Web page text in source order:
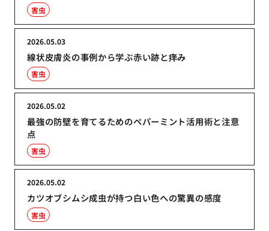
害虫
線状皮膚炎の事例から学ぶ赤い跡と痒み
2026.05.03
害虫
最強の防壁を育てるためのペパーミント活用術と注意
点
2026.05.02
害虫
カツオブシムシ成虫が持つ白い色への驚異の感度
2026.05.02
害虫